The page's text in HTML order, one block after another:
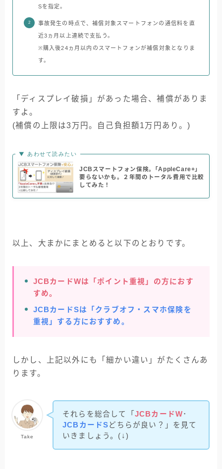
Sを指定。
事故発生の時点で、補償対象スマートフォンの通信料を直
近3ヵ月以上連続で支払う。
※購入後24ヵ月以内のスマートフォンが補償対象となりま
す。
「ディスプレイ破損」があった場合、補償がありま
すよ。
(補償の上限は3万円。自己負担額1万円あり。)
▼ あわせて読みたい
JCBスマートフォン保険。｢AppleCare+｣
要らないかも。２年間のトータル費用で比較
してみた！
以上、大まかにまとめると以下のとおりです。
JCBカードWは「ポイント重視」の方におす
すめ。
JCBカードSは「クラブオフ・スマホ保険を
重視」する方におすすめ。
しかし、上記以外にも「細かい違い」がたくさんあ
ります。
Take
それらを総合して「 JCBカードW･
JCBカードSどちらが良い？」を見て
いきましょう。(↓)